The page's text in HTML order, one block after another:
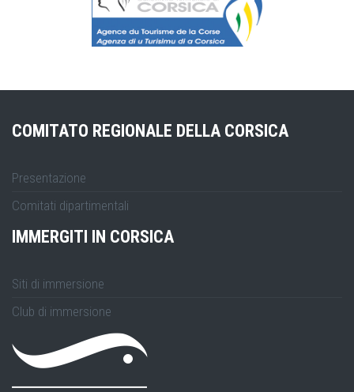
COMITATO REGIONALE DELLA CORSICA
Presentazione
Comitati dipartimentali
IMMERGITI IN CORSICA
Siti di immersione
Club di immersione